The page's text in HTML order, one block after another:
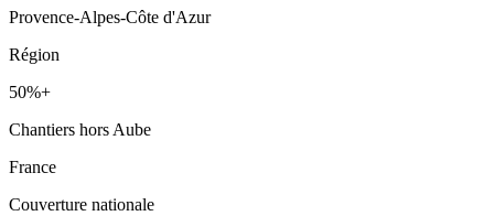
Provence-Alpes-Côte d'Azur
Région
50%+
Chantiers hors Aube
France
Couverture nationale